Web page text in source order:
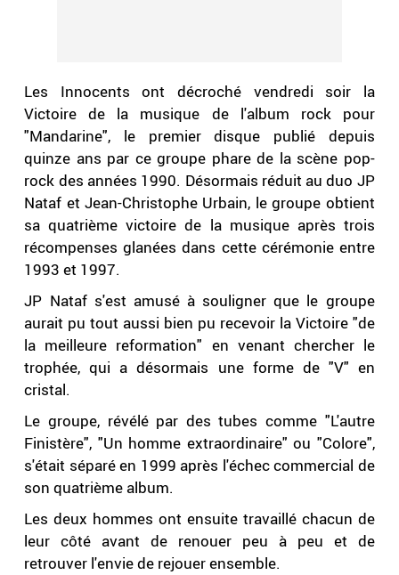
Les Innocents ont décroché vendredi soir la
Victoire de la musique de l'album rock pour
"Mandarine", le premier disque publié depuis
quinze ans par ce groupe phare de la scène pop-
rock des années 1990. Désormais réduit au duo JP
Nataf et Jean-Christophe Urbain, le groupe obtient
sa quatrième victoire de la musique après trois
récompenses glanées dans cette cérémonie entre
1993 et 1997.
JP Nataf s'est amusé à souligner que le groupe
aurait pu tout aussi bien pu recevoir la Victoire "de
la meilleure reformation" en venant chercher le
trophée, qui a désormais une forme de "V" en
cristal.
Le groupe, révélé par des tubes comme "L'autre
Finistère", "Un homme extraordinaire" ou "Colore",
s'était séparé en 1999 après l'échec commercial de
son quatrième album.
Les deux hommes ont ensuite travaillé chacun de
leur côté avant de renouer peu à peu et de
retrouver l'envie de rejouer ensemble.